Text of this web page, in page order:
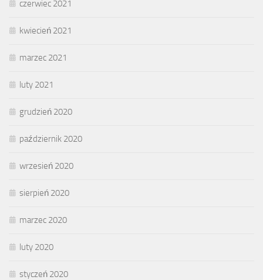
czerwiec 2021
kwiecień 2021
marzec 2021
luty 2021
grudzień 2020
październik 2020
wrzesień 2020
sierpień 2020
marzec 2020
luty 2020
styczeń 2020